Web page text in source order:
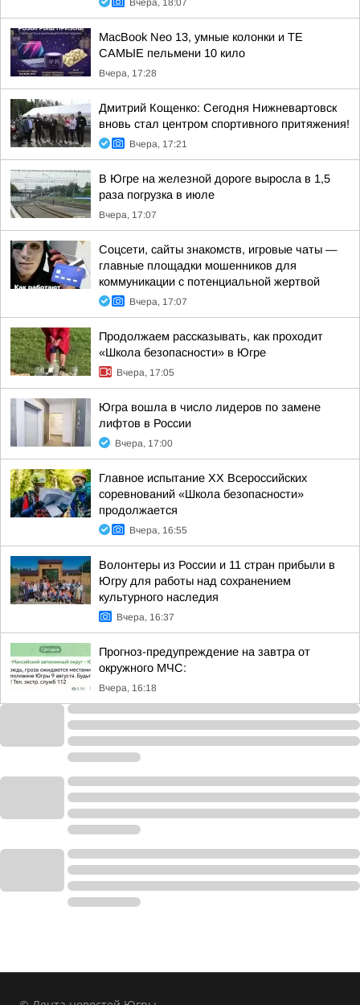
Вчера, 18:07
MacBook Neo 13, умные колонки и ТЕ
САМЫЕ пельмени 10 кило
Вчера, 17:28
Дмитрий Кощенко: Сегодня Нижневартовск
вновь стал центром спортивного притяжения!
Вчера, 17:21
В Югре на железной дороге выросла в 1,5
раза погрузка в июле
Вчера, 17:07
Соцсети, сайты знакомств, игровые чаты —
главные площадки мошенников для
коммуникации с потенциальной жертвой
Вчера, 17:07
Продолжаем рассказывать, как проходит
«Школа безопасности» в Югре
Вчера, 17:05
Югра вошла в число лидеров по замене
лифтов в России
Вчера, 17:00
Главное испытание XX Всероссийских
соревнований «Школа безопасности»
продолжается
Вчера, 16:55
Волонтеры из России и 11 стран прибыли в
Югру для работы над сохранением
культурного наследия
Вчера, 16:37
Прогноз-предупреждение на завтра от
окружного МЧС:
Вчера, 16:18